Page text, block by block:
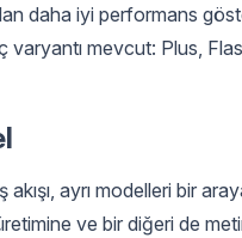
daha iyi performans
mevcut: Plus,
ayrı modelleri bir
ve bir diğeri de